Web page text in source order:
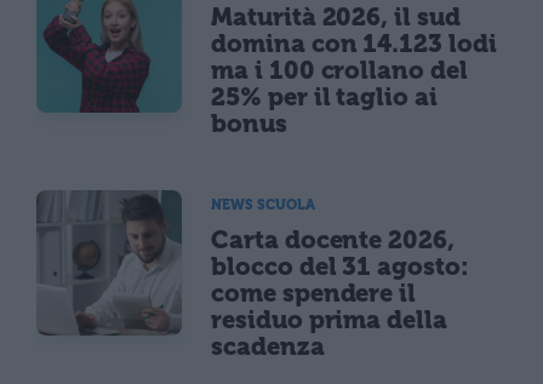
Maturità 2026, il sud
domina con 14.123 lodi
ma i 100 crollano del
25% per il taglio ai
bonus
NEWS SCUOLA
Carta docente 2026,
blocco del 31 agosto:
come spendere il
residuo prima della
scadenza